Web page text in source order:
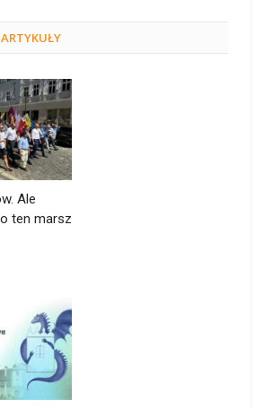
ARTYKUŁY
Ale
ten marsz